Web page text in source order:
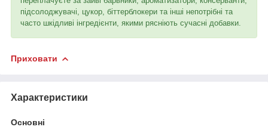
підсолоджувачі, цукор, біттерблокери та інші непотрібні та
часто шкідливі інгредієнти, якими рясніють сучасні добавки.
Приховати
Характеристики
Основні